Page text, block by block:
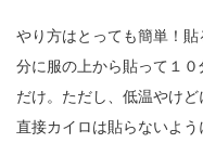
やり方はとっても簡単！
分に服の上から貼って１
だけ。ただし、低温やけ
直接カイロは貼らないよう